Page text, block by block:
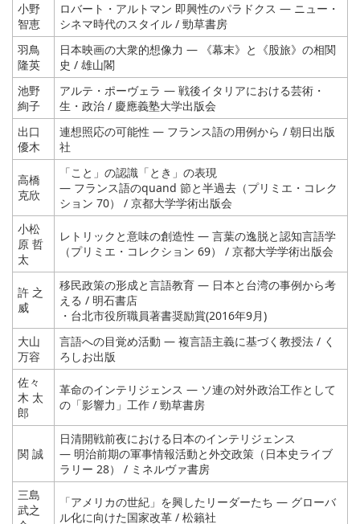
小野
智恵
ロバート・アルトマン 即興性のパラドクス ― ニュー・
シネマ時代のスタイル / 勁草書房
羽鳥
隆英
日本映画の大衆的想像力 ― 《幕末》と《股旅》の相関
史 / 雄山閣
池野
絢子
アルテ・ポーヴェラ ― 戦後イタリアにおける芸術・
生・政治 / 慶應義塾大学出版会
出口
優木
連想照応の可能性 ― フランス語の用例から / 朝日出版
社
高橋
克欣
「こと」の認識「とき」の表現
― フランス語のquand 節と半過去（プリミエ・コレク
ション 70） / 京都大学学術出版会
小松
原 哲
太
レトリックと意味の創造性 ― 言葉の逸脱と認知言語学
（プリミエ・コレクション 69） / 京都大学学術出版会
許 之
威
移民政策の形成と言語教育 ― 日本と台湾の事例から考
える / 明石書店
・台北市役所職員著書奨励賞(2016年9月)
大山
万容
言語への目覚め活動 ― 複言語主義に基づく教授法 / く
ろしお出版
佐々
木 太
郎
革命のインテリジェンス ― ソ連の対外政治工作として
の「影響力」工作 / 勁草書房
関 誠
日清開戦前夜における日本のインテリジェンス
― 明治前期の軍事情報活動と外交政策（日本史ライブ
ラリー 28） / ミネルヴァ書房
三島
武之
「アメリカの世紀」を興したリーダーたち ― グローバ
ル化に向けた国家改革 / 松籟社